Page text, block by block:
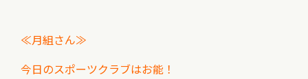
≪月組さん≫
今日のスポーツクラブはお能！